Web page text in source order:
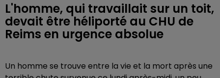
L'homme, qui travaillait sur un toit,
devait être héliporté au CHU de
Reims en urgence absolue
Un homme se trouve entre la vie et la mort après une